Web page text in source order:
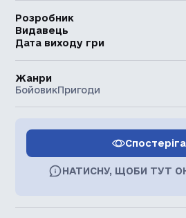
Розробник
Видавець
Дата виходу гри
Жанри
БойовикПригоди
НАТИСНУ, ЩОБИ ТУТ